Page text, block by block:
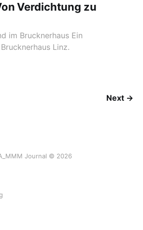
Verdichtung zu
im Brucknerhaus Ein
Linz.
Next →
Journal © 2026